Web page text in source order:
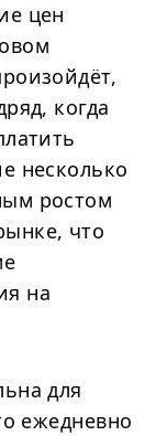
цен
когда
несколько
ростом
что
на
для
ежедневно